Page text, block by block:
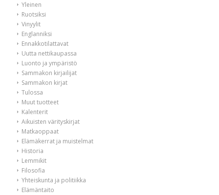
Yleinen
Ruotsiksi
Vinyylit
Englanniksi
Ennakkotilattavat
Uutta nettikaupassa
Luonto ja ympäristö
Sammakon kirjailijat
Sammakon kirjat
Tulossa
Muut tuotteet
Kalenterit
Aikuisten värityskirjat
Matkaoppaat
Elämäkerrat ja muistelmat
Historia
Lemmikit
Filosofia
Yhteiskunta ja politiikka
Elämäntaito